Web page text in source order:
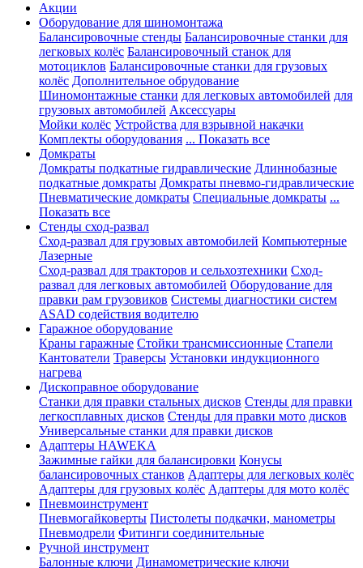
Акции
Оборудование для шиномонтажа
Балансировочные стенды Балансировочные станки для
легковых колёс Балансировочный станок для
мотоциклов Балансировочные станки для грузовых
колёс Дополнительное обрудование
Шиномонтажные станки для легковых автомобилей для
грузовых автомобилей Аксессуары
Мойки колёс Устройства для взрывной накачки
Комплекты оборудования ... Показать все
Домкраты
Домкраты подкатные гидравлические Длиннобазные
подкатные домкраты Домкраты пневмо-гидравлические
Пневматические домкраты Специальные домкраты ...
Показать все
Стенды сход-развал
Сход-развал для грузовых автомобилей Компьютерные
Лазерные
Сход-развал для тракторов и сельхозтехники Сход-
развал для легковых автомобилей Оборудование для
правки рам грузовиков Системы диагностики систем
ASAD содействия водителю
Гаражное оборудование
Краны гаражные Стойки трансмиссионные Стапели
Кантователи Траверсы Установки индукционного
нагрева
Дископравное оборудование
Станки для правки стальных дисков Стенды для правки
легкосплавных дисков Стенды для правки мото дисков
Универсальные станки для правки дисков
Адаптеры HAWEKA
Зажимные гайки для балансировки Конусы
балансировочных станков Адаптеры для легковых колёс
Адаптеры для грузовых колёс Адаптеры для мото колёс
Пневмоинструмент
Пневмогайковерты Пистолеты подкачки, манометры
Пневмодрели Фитинги соединительные
Ручной инструмент
Балонные ключи Динамометрические ключи